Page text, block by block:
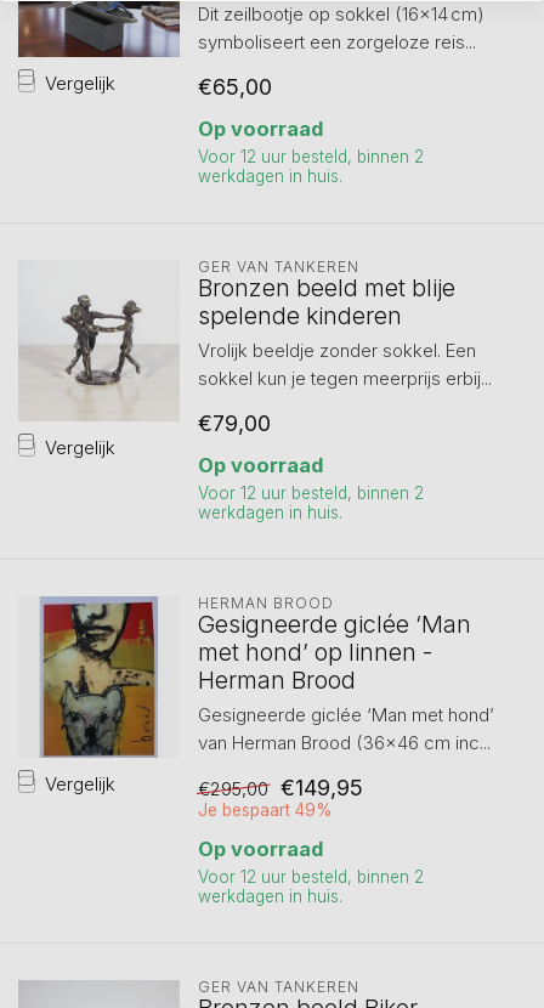
Vergelijk
Dit zeilbootje op sokkel (16×14 cm)
symboliseert een zorgeloze reis...
€65,00
Op voorraad
Voor 12 uur besteld, binnen 2
werkdagen in huis.
Vergelijk
GER VAN TANKEREN
Bronzen beeld met blije
spelende kinderen
Vrolijk beeldje zonder sokkel. Een
sokkel kun je tegen meerprijs erbij...
€79,00
Op voorraad
Voor 12 uur besteld, binnen 2
werkdagen in huis.
Vergelijk
HERMAN BROOD
Gesigneerde giclée ‘Man
met hond’ op linnen -
Herman Brood
Gesigneerde giclée ‘Man met hond’
van Herman Brood (36×46 cm inc...
€295,00 €149,95
Je bespaart 49%
Op voorraad
Voor 12 uur besteld, binnen 2
werkdagen in huis.
GER VAN TANKEREN